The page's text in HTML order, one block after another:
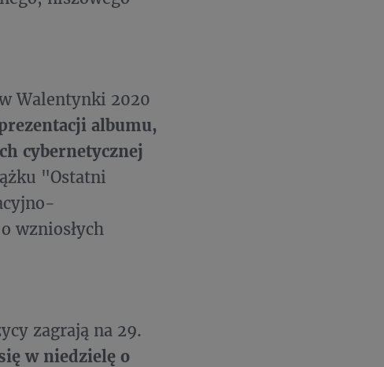
Walentynki 2020
albumu,
cybernetycznej
"Ostatni
wzniosłych
zagrają na 29.
w niedzielę o